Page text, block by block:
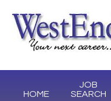
HOME
JOB
SEARCH